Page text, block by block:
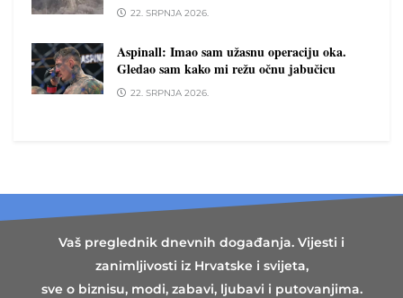
22. SRPNJA 2026.
Aspinall: Imao sam užasnu operaciju oka.
Gledao sam kako mi režu očnu jabučicu
22. SRPNJA 2026.
Vaš preglednik dnevnih događanja. Vijesti i
zanimljivosti iz Hrvatske i svijeta,
sve o biznisu, modi, zabavi, ljubavi i putovanjima.